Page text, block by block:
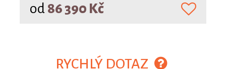
od 86 390 Kč
RYCHLÝ DOTAZ